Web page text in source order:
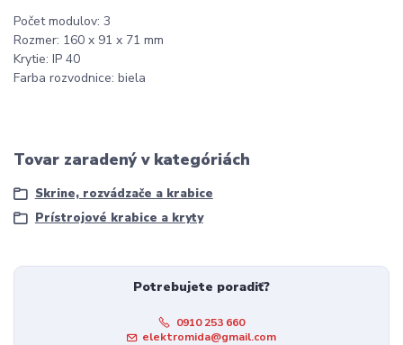
Počet modulov: 3
Rozmer: 160 x 91 x 71 mm
Krytie: IP 40
Farba rozvodnice: biela
Tovar zaradený v kategóriách
Skrine, rozvádzače a krabice
Prístrojové krabice a kryty
Potrebujete poradiť?
0910 253 660
elektromida@gmail.com